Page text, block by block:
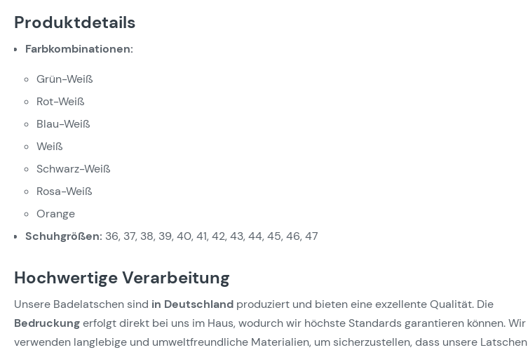
Produktdetails
Farbkombinationen:
Grün-Weiß
Rot-Weiß
Blau-Weiß
Weiß
Schwarz-Weiß
Rosa-Weiß
Orange
Schuhgrößen: 36, 37, 38, 39, 40, 41, 42, 43, 44, 45, 46, 47
Hochwertige Verarbeitung
Unsere Badelatschen sind in Deutschland produziert und bieten eine exzellente Qualität. Die
Bedruckungerfolgt direkt bei uns im Haus, wodurch wir höchste Standards garantieren können. Wir
verwenden langlebige und umweltfreundliche Materialien, um sicherzustellen, dass unsere Latschen